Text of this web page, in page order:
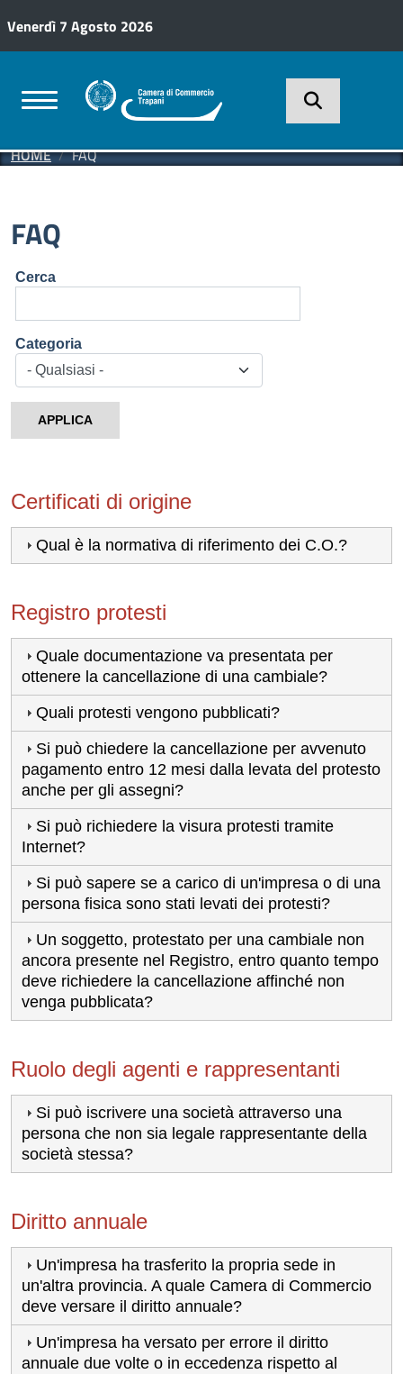
Venerdì 7 Agosto 2026
HOME FAQ
FAQ
Cerca
Categoria
APPLICA
Certificati di origine
Qual è la normativa di riferimento dei C.O.?
Registro protesti
Quale documentazione va presentata per
ottenere la cancellazione di una cambiale?
Quali protesti vengono pubblicati?
Si può chiedere la cancellazione per avvenuto
pagamento entro 12 mesi dalla levata del protesto
anche per gli assegni?
Si può richiedere la visura protesti tramite
Internet?
Si può sapere se a carico di un'impresa o di una
persona fisica sono stati levati dei protesti?
Un soggetto, protestato per una cambiale non
ancora presente nel Registro, entro quanto tempo
deve richiedere la cancellazione affinché non
venga pubblicata?
Ruolo degli agenti e rappresentanti
Si può iscrivere una società attraverso una
persona che non sia legale rappresentante della
società stessa?
Diritto annuale
Un'impresa ha trasferito la propria sede in
un'altra provincia. A quale Camera di Commercio
deve versare il diritto annuale?
Un'impresa ha versato per errore il diritto
annuale due volte o in eccedenza rispetto al